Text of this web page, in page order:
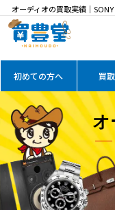
オーディオの買取実績｜
ンを高価買取
初めての方へ 買
オ